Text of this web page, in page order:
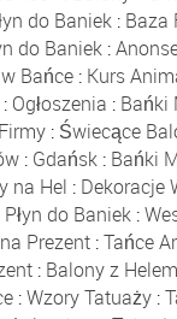
do Baniek : Baza
do Baniek :
Bańce : Kurs
: Ogłoszenia : Bańki
Firmy: Świecące
: Gdańsk: Bańki
na Hel : Dekoracje
do Baniek:
Prezent :Tańce
: Balony z
:Wzory Tatuaży: